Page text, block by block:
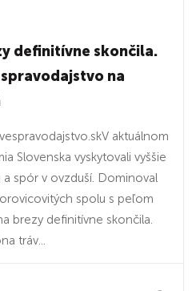
definitívne skončila.
na
aktuálnom
Slovenska vyskytovali vyššie
spór v ovzduší. Dominoval
spolu s peľom
brezy definitívne skončila.
tráv...